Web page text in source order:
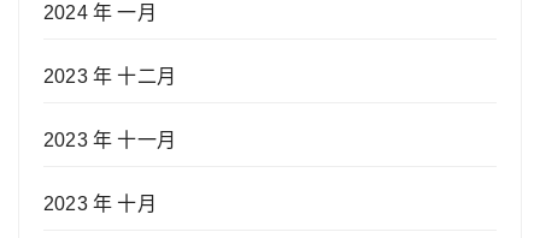
2024 年 一月
2023 年 十二月
2023 年 十一月
2023 年 十月